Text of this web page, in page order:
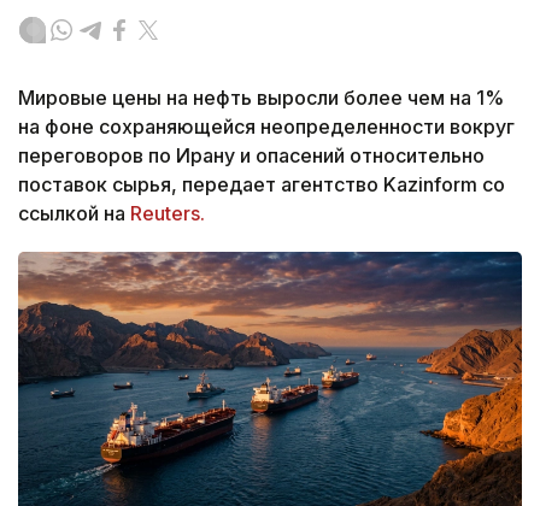
Мировые цены на нефть выросли более чем на 1%
на фоне сохраняющейся неопределенности вокруг
переговоров по Ирану и опасений относительно
поставок сырья, передает агентство Kazinform со
ссылкой на Reuters.